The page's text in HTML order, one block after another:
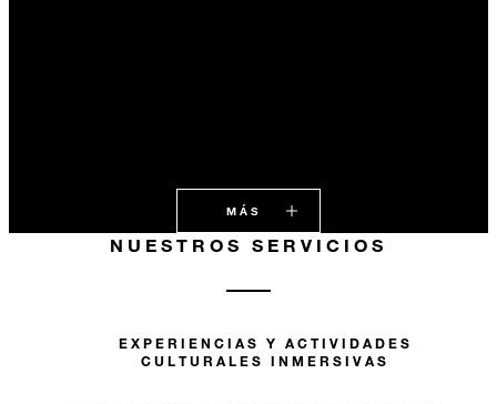
MÁS
NUESTROS SERVICIOS
EXPERIENCIAS Y ACTIVIDADES
CULTURALES INMERSIVAS